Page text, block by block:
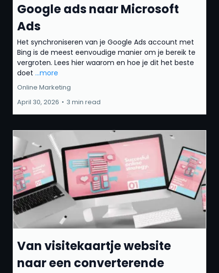
Google ads naar Microsoft
Ads
Het synchroniseren van je Google Ads account met
Bing is de meest eenvoudige manier om je bereik te
vergroten. Lees hier waarom en hoe je dit het beste
doet ...more
Online Marketing
April 30, 2026 • 3 min read
Van visitekaartje website
naar een converterende